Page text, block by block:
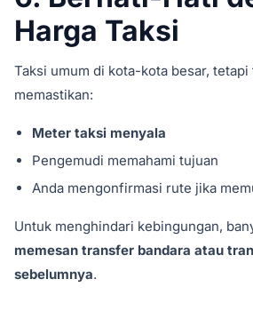
Harga Taksi
Taksi umum di kota-kota besar,
memastikan:
Meter taksi menyala
Pengemudi memahami tujuan
Anda mengonfirmasi rute jika
Untuk menghindari kebingungan,
memesan transfer bandara atau
sebelumnya.